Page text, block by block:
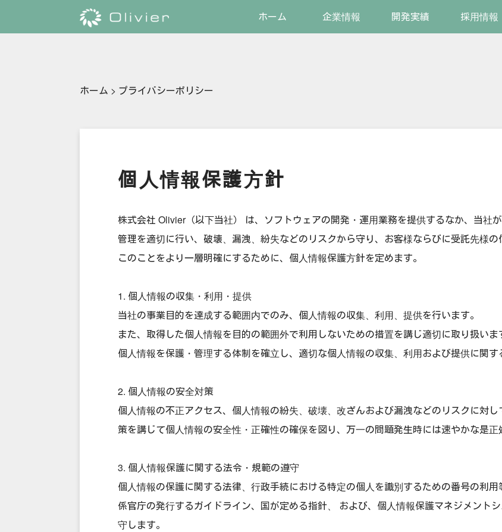
ホーム 企業情報 開発実績 採用情報
ホーム > プライバシーポリシー
個人情報保護方針
株式会社 Olivier（以下当社） は、ソフトウェアの開発・運用業務を提供するなか、当社
管理を適切に行い、破壊、漏洩、紛失などのリスクから守り、お客様ならびに受託先様の
このことをより一層明確にするために、個人情報保護方針を定めます。
1. 個人情報の収集・利用・提供
当社の事業目的を達成する範囲内でのみ、個人情報の収集、利用、提供を行います。
また、取得した個人情報を目的の範囲外で利用しないための措置を講じ適切に取り扱いま
個人情報を保護・管理する体制を確立し、適切な個人情報の収集、利用および提供に関す
2. 個人情報の安全対策
個人情報の不正アクセス、個人情報の紛失、破壊、改ざんおよび漏洩などのリスクに対
策を講じて個人情報の安全性・正確性の確保を図り、万一の問題発生時には速やかな是正
3. 個人情報保護に関する法令・規範の遵守
個人情報の保護に関する法律、行政手続における特定の個人を識別するための番号の利
係官庁の発行するガイドライン、国が定める指針、 および、個人情報保護マネジメント
守します。